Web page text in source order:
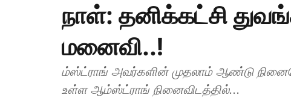
நாள்: தனிக்கட்சி
மனைவி..!
ம்ஸ்ட்ராங் அவர்களின் முதலாம் ஆண்டு
உள்ள ஆம்ஸ்ட்ராங் நினைவிடத்தில்...